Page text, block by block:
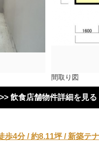
間取り図
>> 飲食店舗物件詳細を見る
歩4分 / 約8.11坪 / 新築テ